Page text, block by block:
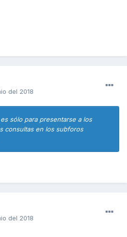
del 2018
sólo para presentarse a los
consultas en los subforos
del 2018